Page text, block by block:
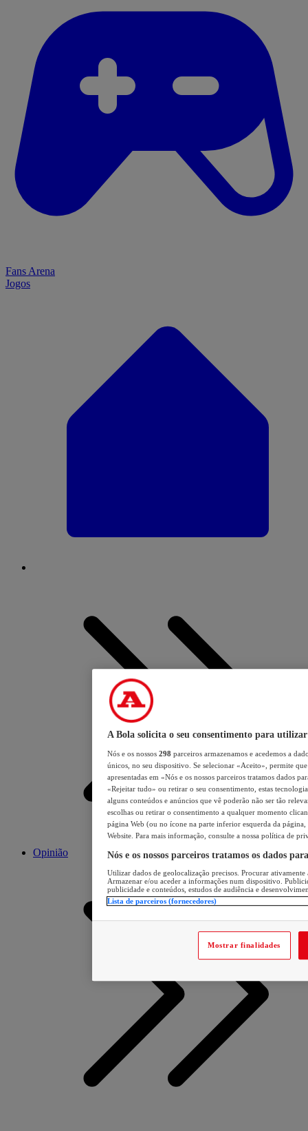
Fans Arena
Jogos
Opinião
A Bola solicita o seu consentimento para utilizar
Nós e os nossos 298 parceiros armazenamos e acedemos a
únicos, no seu dispositivo. Se selecionar «Aceito», permite
apresentadas em «Nós e os nossos parceiros tratamos dados
«Rejeitar tudo» ou retirar o seu consentimento, estas
alguns conteúdos e anúncios que vê poderão não ser tão
escolhas ou retirar o consentimento a qualquer momento
página Web (ou no ícone na parte inferior esquerda da página,
Website. Para mais informação, consulte a nossa política de
Nós e os nossos parceiros tratamos os dados
Utilizar dados de geolocalização precisos. Procurar
Armazenar e/ou aceder a informações num dispositivo.
publicidade e conteúdos, estudos de audiência e
Lista de parceiros (fornecedores)
Mostrar finalidades